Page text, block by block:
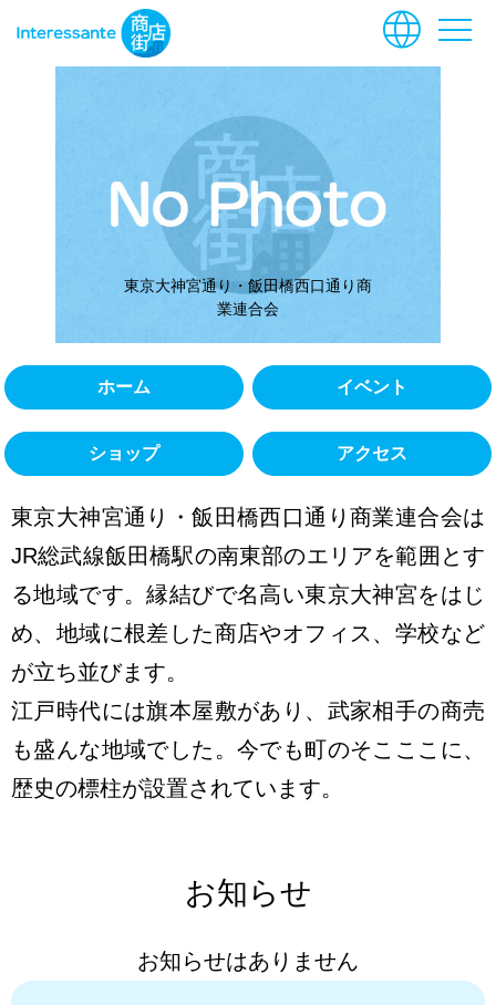
language menu
東京大神宮通り・飯田橋西口通り商
業連合会
ホーム イベント
ショップ アクセス
東京大神宮通り・飯田橋西口通り商業連合会は
JR総武線飯田橋駅の南東部のエリアを範囲とす
る地域です。縁結びで名高い東京大神宮をはじ
め、地域に根差した商店やオフィス、学校など
が立ち並びます。
江戸時代には旗本屋敷があり、武家相手の商売
も盛んな地域でした。今でも町のそこここに、
歴史の標柱が設置されています。
お知らせ
お知らせはありません